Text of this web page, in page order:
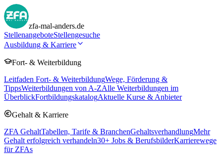
zfa-mal-anders.de
StellenangeboteStellengesuche
Ausbildung & Karriere
Fort- & Weiterbildung
Leitfaden Fort- & WeiterbildungWege, Förderung &
TippsWeiterbildungen von A-ZAlle Weiterbildungen im
ÜberblickFortbildungskatalogAktuelle Kurse & Anbieter
Gehalt & Karriere
ZFA GehaltTabellen, Tarife & BranchenGehaltsverhandlungMehr
Gehalt erfolgreich verhandeln30+ Jobs & BerufsbilderKarrierewege
für ZFAs